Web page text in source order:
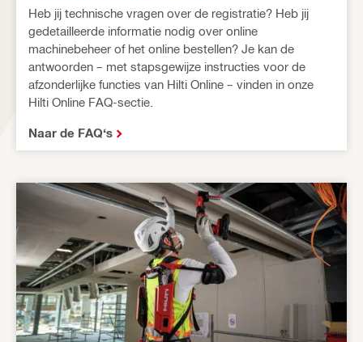
Heb jij technische vragen over de registratie? Heb jij
gedetailleerde informatie nodig over online
machinebeheer of het online bestellen? Je kan de
antwoorden – met stapsgewijze instructies voor de
afzonderlijke functies van Hilti Online – vinden in onze
Hilti Online FAQ-sectie.
Naar de FAQ‘s